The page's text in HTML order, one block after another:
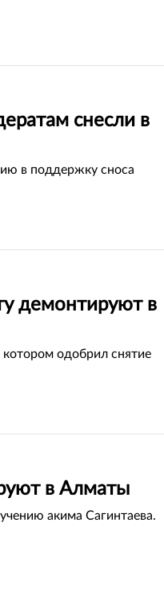
снесли в
в поддержку сноса
демонтируют в
котором одобрил снятие
в Алматы
акима Сагинтаева.